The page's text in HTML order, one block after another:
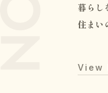
暮らし
住まい
View